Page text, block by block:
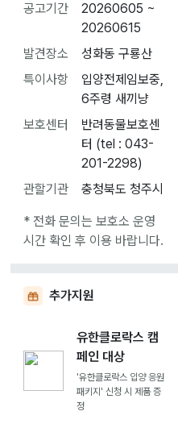
공고기간
20260605 ~
20260615
발견장소
성화동 구룡산
특이사항
입양전제임보중,
6주령 새끼냥
보호센터
반려동물보호센
터 (tel : 043-
201-2298)
관할기관
충청북도 청주시
* 전화 문의는 보호소 운영
시간 확인 후 이용 바랍니다.
추가지원
유한클로락스 캠
페인 대상
'유한클로락스 입양 응원
패키지' 신청 시 제품 증
정